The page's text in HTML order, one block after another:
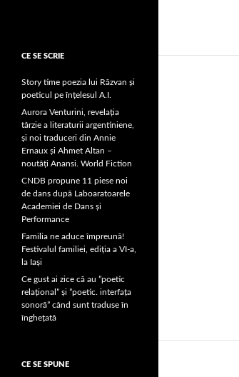
CE SE SCRIE
Story time poezia lui Răzvan și
poeticul pe înțelesul A.I.
Aurora Venturini, revelația
târzie a literaturii argentiniene,
și noi traduceri din Annie
Ernaux și Ahmet Altan –
noutăți Anansi. World Fiction
CNDB propune 11 piese noi
de dans după Laboaratoarele
Academiei de Dans și
Performance
Familia ne aduce împreună!
Festivalul familiei, ediția a VI-a,
la Iași
Ce gust ai zice că au ”poetic
relațional” și ”poetic. interfața
sonoră” când sunt traduse în
înghețată
CE SE SPUNE